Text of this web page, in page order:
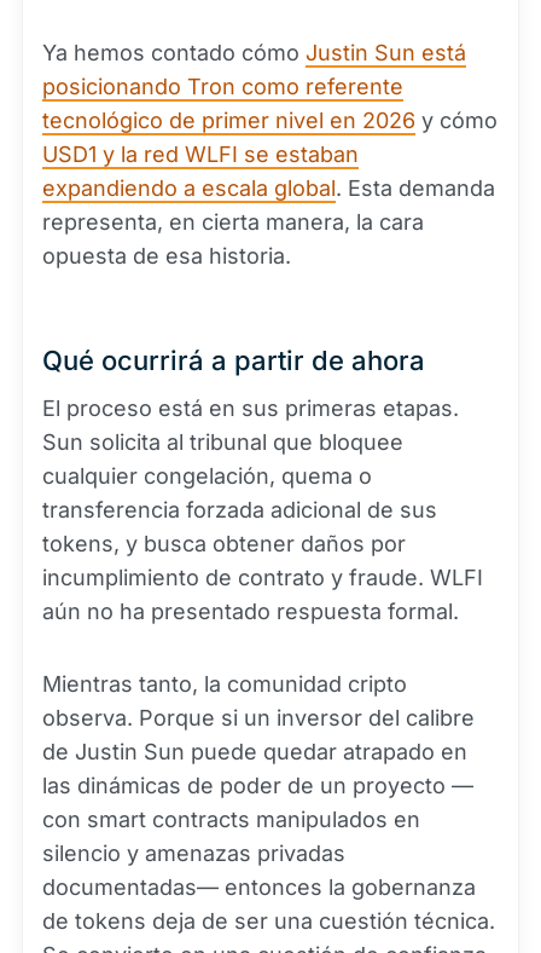
Ya hemos contado cómo Justin Sun está
posicionando Tron como referente
tecnológico de primer nivel en 2026 y cómo
USD1 y la red WLFI se estaban
expandiendo a escala global. Esta demanda
representa, en cierta manera, la cara
opuesta de esa historia.
Qué ocurrirá a partir de ahora
El proceso está en sus primeras etapas.
Sun solicita al tribunal que bloquee
cualquier congelación, quema o
transferencia forzada adicional de sus
tokens, y busca obtener daños por
incumplimiento de contrato y fraude. WLFI
aún no ha presentado respuesta formal.
Mientras tanto, la comunidad cripto
observa. Porque si un inversor del calibre
de Justin Sun puede quedar atrapado en
las dinámicas de poder de un proyecto —
con smart contracts manipulados en
silencio y amenazas privadas
documentadas— entonces la gobernanza
de tokens deja de ser una cuestión técnica.